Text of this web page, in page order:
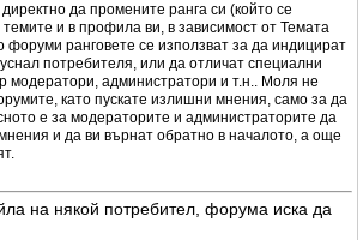
да промените ранга си (който се
и в профила ви, в зависимост от Темата
ранговете се използват за да индицират
потребителя, или да отличат специални
модератори, администратори и т.н.. Моля не
като пускате излишни мнения, само за да
е за модераторите и администраторите да
и да ви върнат обратно в началото, а още
на някой потребител, форума иска да